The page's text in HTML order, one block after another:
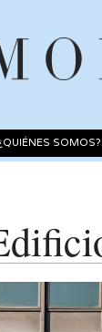
SOMOS?